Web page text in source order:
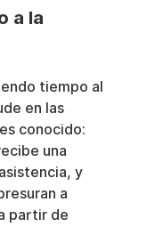
a la
tiempo al
en las
conocido:
una
y
a
partir de